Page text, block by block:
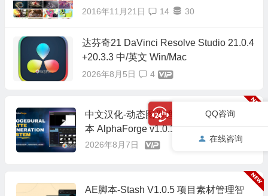
2016年11月21日 14 30
达芬奇21 DaVinci Resolve Studio 21.0.4
+20.3.3 中/英文 Win/Mac
2026年8月5日 4
中文汉化-动态图形遮罩转场生成AE脚
本 AlphaForge v1.0.1 +中文字幕教程
2026年8月7日
AE脚本-Stash V1.0.5 项目素材管理智
QQ咨询
在线咨询